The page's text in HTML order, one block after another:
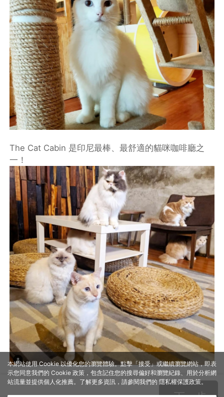
The Cat Cabin 是印尼最棒、最舒適的貓咪咖啡廳之
一！
本網站使用 Cookie 以優化您的瀏覽體驗。點擊「接受」或繼續瀏覽網站，即表
示您同意我們的 Cookie 政策，包含記住您的搜尋偏好和瀏覽紀錄、用於分析網
站流量並提供個人化推薦。了解更多資訊，請參閱我們的 隱私權保護政策。